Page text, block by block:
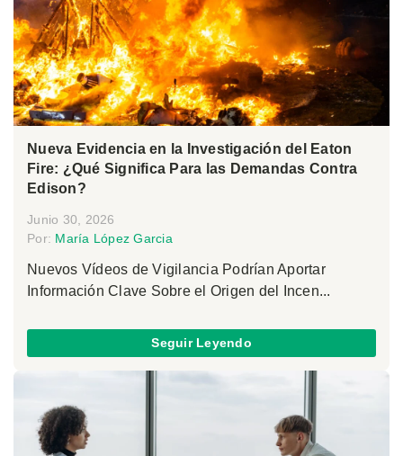
Nueva Evidencia en la Investigación del Eaton
Fire: ¿Qué Significa Para las Demandas Contra
Edison?
Junio 30, 2026
Por: María López Garcia
Nuevos Vídeos de Vigilancia Podrían Aportar
Información Clave Sobre el Origen del Incen...
Seguir Leyendo